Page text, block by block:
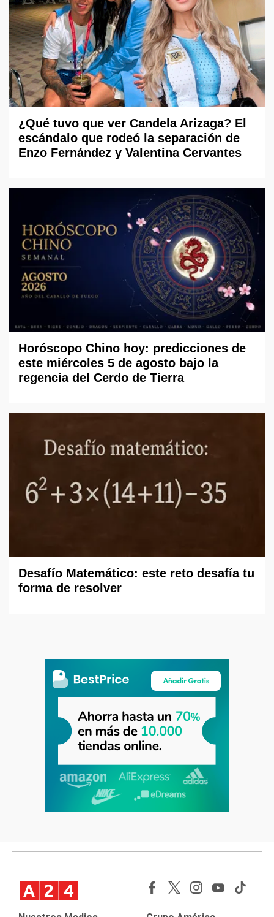
¿Qué tuvo que ver Candela Arizaga? El
escándalo que rodeó la separación de
Enzo Fernández y Valentina Cervantes
Horóscopo Chino hoy: predicciones de
este miércoles 5 de agosto bajo la
regencia del Cerdo de Tierra
Desafío Matemático: este reto desafía tu
forma de resolver